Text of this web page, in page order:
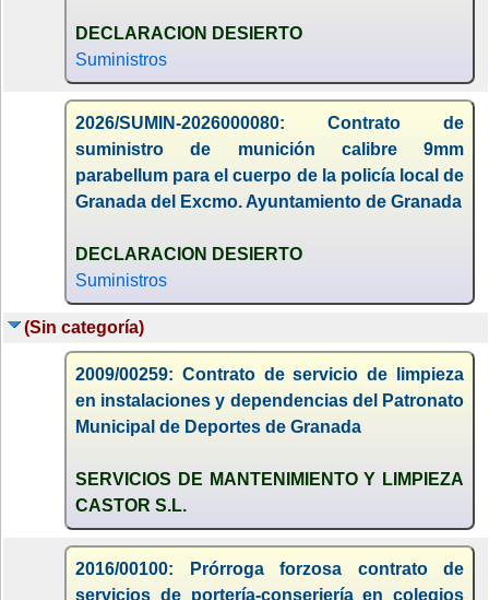
DECLARACION DESIERTO
Suministros
2026/SUMIN-2026000080: Contrato de
suministro de munición calibre 9mm
parabellum para el cuerpo de la policía local de
Granada del Excmo. Ayuntamiento de Granada
DECLARACION DESIERTO
Suministros
(Sin categoría)
2009/00259: Contrato de servicio de limpieza
en instalaciones y dependencias del Patronato
Municipal de Deportes de Granada
SERVICIOS DE MANTENIMIENTO Y LIMPIEZA
CASTOR S.L.
2016/00100: Prórroga forzosa contrato de
servicios de portería-conserjería en colegios